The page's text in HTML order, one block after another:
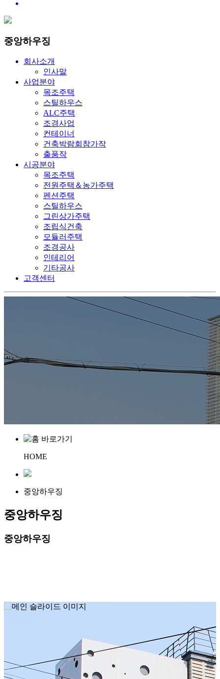
중앙하우징
회사소개
인사말
사업분야
목조주택
스틸하우스
ALC주택
조경사업
컨테이너
건축박람회참가작
출품작
시공분야
목조주택
전원주택＆농가주택
펜션주택
스틸하우스
그린상가주택
조립식건축
모듈러주택
조경공사
인테리어
기타공사
고객센터
HOME
중앙하우징
중앙하우징
중앙하우징